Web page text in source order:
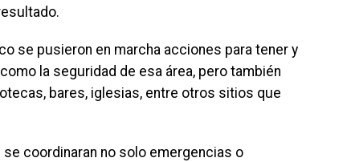
se pusieron en marcha acciones para tener y
la seguridad de esa área, pero también
bares, iglesias, entre otros sitios que
coordinaran no solo emergencias o